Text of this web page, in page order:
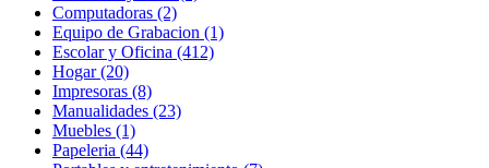
Computadoras (2)
Equipo de Grabacion (1)
Escolar y Oficina (412)
Hogar (20)
Impresoras (8)
Manualidades (23)
Muebles (1)
Papeleria (44)